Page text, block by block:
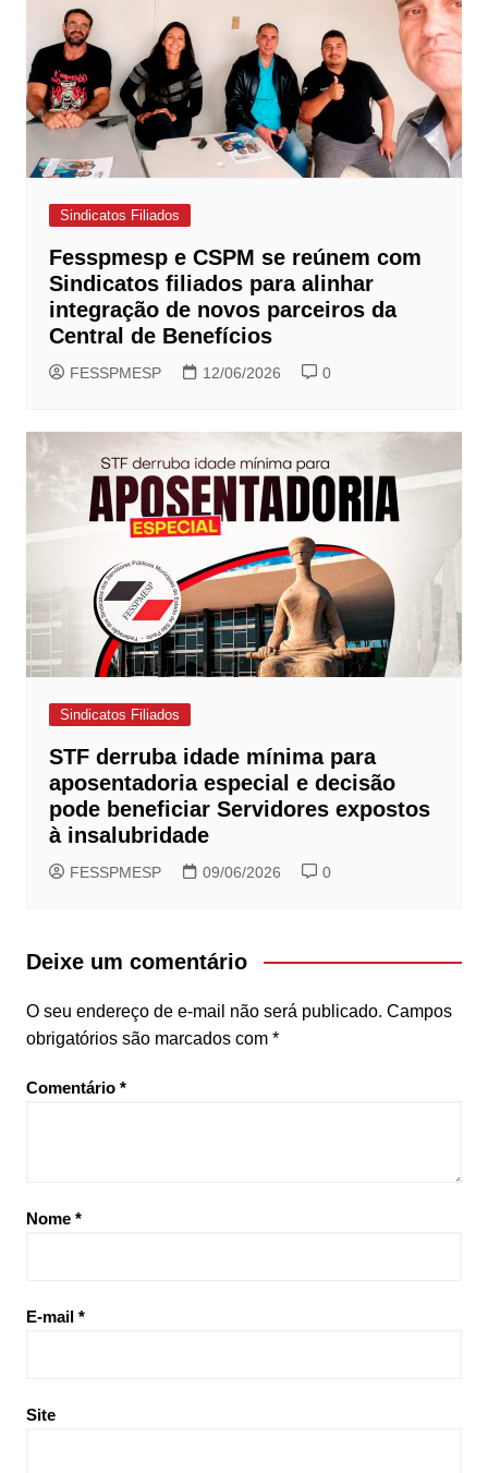
Sindicatos Filiados
Fesspmesp e CSPM se reúnem com
Sindicatos filiados para alinhar
integração de novos parceiros da
Central de Benefícios
FESSPMESP 12/06/2026 0
Sindicatos Filiados
STF derruba idade mínima para
aposentadoria especial e decisão
pode beneficiar Servidores expostos
à insalubridade
FESSPMESP 09/06/2026 0
Deixe um comentário
O seu endereço de e-mail não será publicado. Campos
obrigatórios são marcados com *
Comentário *
Nome *
E-mail *
Site